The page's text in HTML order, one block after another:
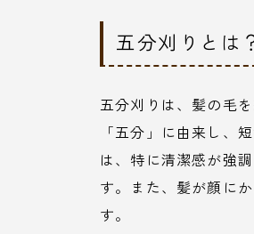
五分刈りとは
五分刈りは、髪の毛
「五分」に由来し、
は、特に清潔感が強
す。また、髪が顔に
す。